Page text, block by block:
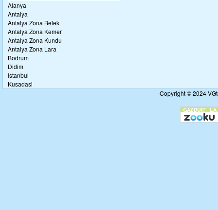
Alanya
Antalya
Antalya Zona Belek
Antalya Zona Kemer
Antalya Zona Kundu
Antalya Zona Lara
Bodrum
Didim
Istanbul
Kusadasi
Copyright © 2024